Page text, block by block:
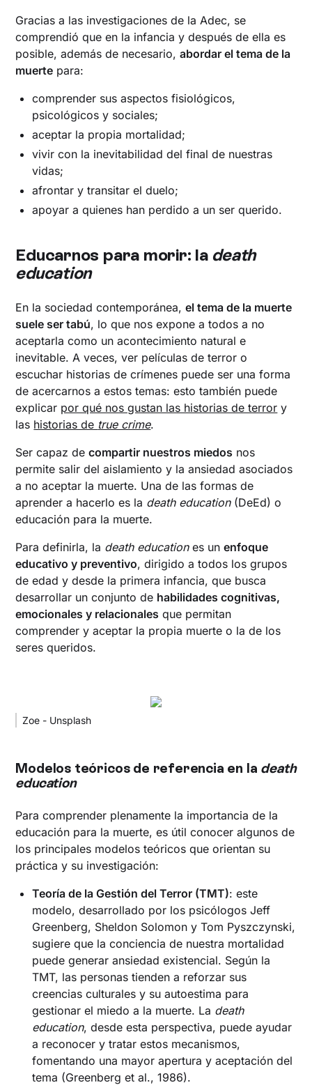
Gracias a las investigaciones de la Adec, se
comprendió que en la infancia y después de ella es
posible, además de necesario,abordar el tema de la
muerte para:
comprender sus aspectos fisiológicos,
psicológicos y sociales;
aceptar la propia mortalidad;
vivir con la inevitabilidad del final de nuestras
vidas;
afrontar y transitar el duelo;
apoyar a quienes han perdido a un ser querido.
‍Educarnos para morir: la death
education
En la sociedad contemporánea,el tema de la muerte
suele ser tabú, lo que nos expone a todos a no
aceptarla como un acontecimiento natural e
inevitable. A veces, ver películas de terror o
escuchar historias de crímenes puede ser una forma
de acercarnos a estos temas: esto también puede
explicar por qué nos gustan las historias de terror y
las historias de true crime.
Ser capaz decompartir nuestros miedos nos
permite salir del aislamiento y la ansiedad asociados
a no aceptar la muerte. Una de las formas de
aprender a hacerlo es la death education(DeEd) o
educación para la muerte.
Para definirla, la death educationes unenfoque
educativo y preventivo, dirigido a todos los grupos
de edad y desde la primera infancia, que busca
desarrollar un conjunto de habilidades cognitivas,
emocionales y relacionales que permitan
comprender y aceptar la propia muerte o la de los
seres queridos.
Zoe - Unsplash
Modelos teóricos de referencia en la death
education
Para comprender plenamente la importancia de la
educación para la muerte, es útil conocer algunos de
los principales modelos teóricos que orientan su
práctica y su investigación:
Teoría de la Gestión del Terror (TMT): este
modelo, desarrollado por los psicólogos Jeff
Greenberg, Sheldon Solomon y Tom Pyszczynski,
sugiere que la conciencia de nuestra mortalidad
puede generar ansiedad existencial. Según la
TMT, las personas tienden a reforzar sus
creencias culturales y su autoestima para
gestionar el miedo a la muerte. La death
education, desde esta perspectiva, puede ayudar
a reconocer y tratar estos mecanismos,
fomentando una mayor apertura y aceptación del
tema (Greenberg et al., 1986).